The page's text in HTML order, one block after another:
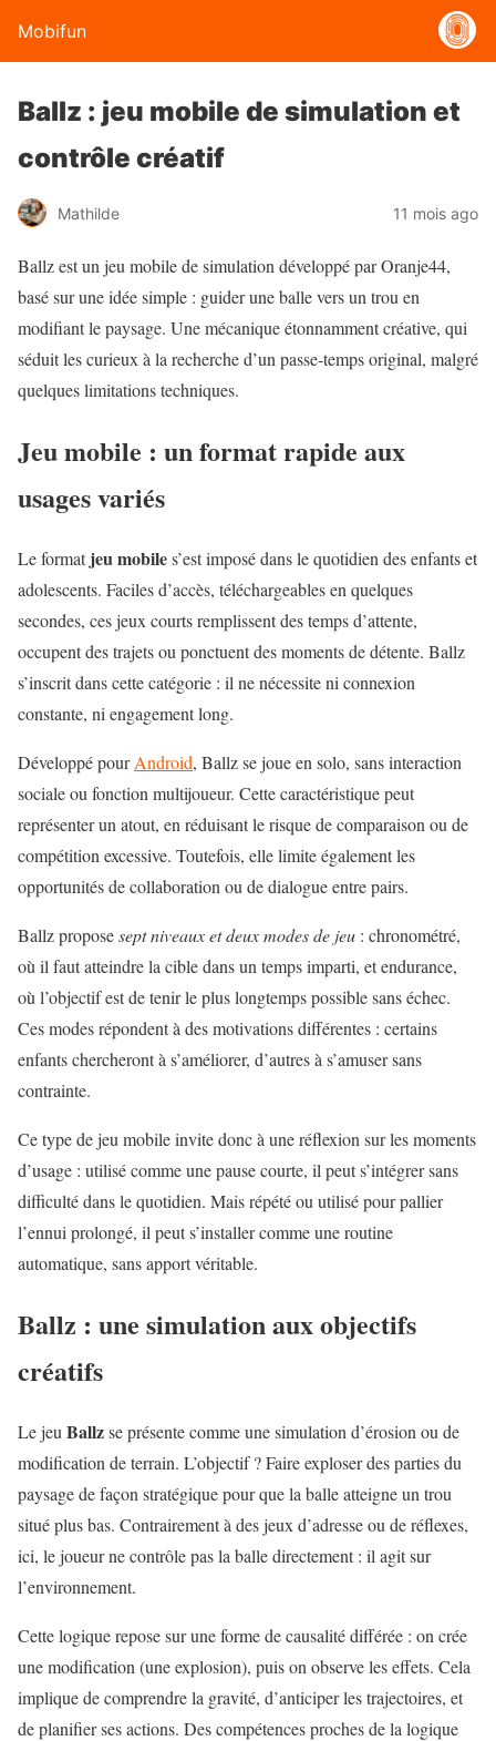
Mobifun
Ballz : jeu mobile de simulation et
contrôle créatif
Mathilde 11 mois ago
Ballz est un jeu mobile de simulation développé par Oranje44,
basé sur une idée simple : guider une balle vers un trou en
modifiant le paysage. Une mécanique étonnamment créative, qui
séduit les curieux à la recherche d’un passe-temps original, malgré
quelques limitations techniques.
Jeu mobile : un format rapide aux
usages variés
Le formatjeu mobiles’est imposé dans le quotidien des enfants et
adolescents. Faciles d’accès, téléchargeables en quelques
secondes, ces jeux courts remplissent des temps d’attente,
occupent des trajets ou ponctuent des moments de détente. Ballz
s’inscrit dans cette catégorie : il ne nécessite ni connexion
constante, ni engagement long.
Développé pourAndroid, Ballz se joue en solo, sans interaction
sociale ou fonction multijoueur. Cette caractéristique peut
représenter un atout, en réduisant le risque de comparaison ou de
compétition excessive. Toutefois, elle limite également les
opportunités de collaboration ou de dialogue entre pairs.
Ballz proposesept niveaux et deux modes de jeu : chronométré,
où il faut atteindre la cible dans un temps imparti, et endurance,
où l’objectif est de tenir le plus longtemps possible sans échec.
Ces modes répondent à des motivations différentes : certains
enfants chercheront à s’améliorer, d’autres à s’amuser sans
contrainte.
Ce type de jeu mobile invite donc à une réflexion sur les moments
d’usage : utilisé comme une pause courte, il peut s’intégrer sans
difficulté dans le quotidien. Mais répété ou utilisé pour pallier
l’ennui prolongé, il peut s’installer comme une routine
automatique, sans apport véritable.
Ballz : une simulation aux objectifs
créatifs
Le jeu Ballzse présente comme une simulation d’érosion ou de
modification de terrain. L’objectif ? Faire exploser des parties du
paysage de façon stratégique pour que la balle atteigne un trou
situé plus bas. Contrairement à des jeux d’adresse ou de réflexes,
ici, le joueur ne contrôle pas la balle directement : il agit sur
l’environnement.
Cette logique repose sur une forme de causalité différée : on crée
une modification (une explosion), puis on observe les effets. Cela
implique de comprendre la gravité, d’anticiper les trajectoires, et
de planifier ses actions. Des compétences proches de la logique